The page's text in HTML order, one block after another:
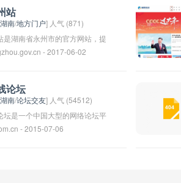
研项目50余项，发表学术论文
南城市学院致力于培养德智体
展的高素质应用型人才，为地方
展服务。
城，拥有众多历史古迹和文化遗
、橘子洲头、南岳衡山等。同
也是湖南省最大的城市，是湖南
济、文化和金融中心，拥有丰
中国西部地区的重要城市之一。
站
湖南/地方门户] 人气 (871)
是湖南省永州市的官方网站，提
的新闻、资讯、文化和旅游等
，也可以在网站上参与讨论和互
- 2017-06-02
论坛
湖南/论坛交友] 人气 (54512)
坛是一个中国大型的网络论坛平
2007年，旨在为用户提供一个
- 2015-07-06